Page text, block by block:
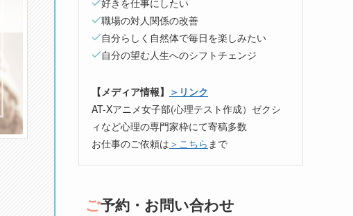
好きを仕事にしたい
職場の対人関係の改善
自分らしく自然体で毎日を楽しみたい
自分の望む人生へのシフトチェンジ
【メディア情報】 ＞リンク
AT-Xアニメ女子部(心理テスト作成）ゼクシ
ィなど心理の専門家枠にて寄稿多数
お仕事のご依頼は ＞こちら まで
ご予約・お問い合わせ